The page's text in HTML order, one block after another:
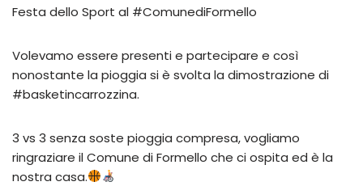
Festa dello Sport al #ComunediFormello
Volevamo essere presenti e partecipare e così
nonostante la pioggia si è svolta la dimostrazione di
#basketincarrozzina.
3 vs 3 senza soste pioggia compresa, vogliamo
ringraziare il Comune di Formello che ci ospita ed è la
nostra casa.